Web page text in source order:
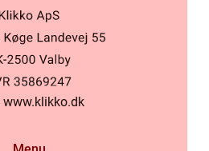
www.klikko.dk